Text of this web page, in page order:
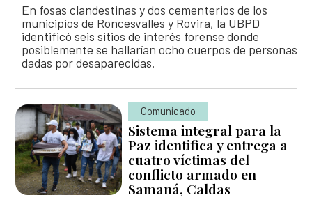
En fosas clandestinas y dos cementerios de los
municipios de Roncesvalles y Rovira, la UBPD
identificó seis sitios de interés forense donde
posiblemente se hallarían ocho cuerpos de personas
dadas por desaparecidas.
Comunicado
Sistema integral para la
Paz identifica y entrega a
cuatro víctimas del
conflicto armado en
Samaná, Caldas